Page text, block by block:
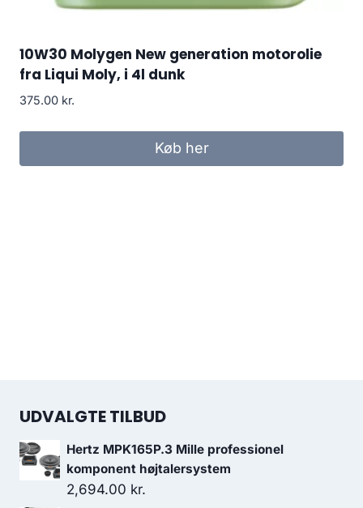
10W30 Molygen New generation motorolie
fra Liqui Moly, i 4l dunk
375.00 kr.
Køb her
UDVALGTE TILBUD
Hertz MPK165P.3 Mille professionel
komponent højtalersystem
2,694.00 kr.